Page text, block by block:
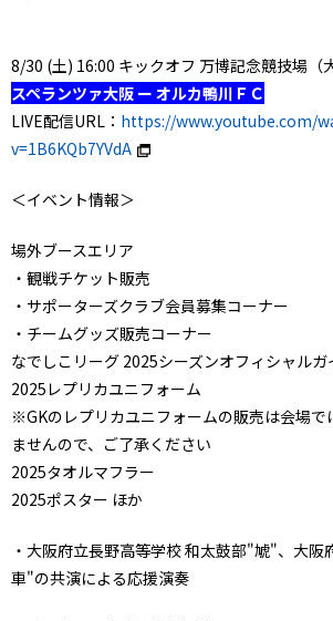
8/30 (土) 16:00 キックオフ 万博記念競技場（
スペランツァ大阪 ー オルカ鴨川ＦＣ
LIVE配信URL： https://www.youtube.com/
v=1B6KQb7YVdA
＜イベント情報＞
場外ブースエリア
・観戦チケット販売
・サポーターズクラブ会員募集コーナー
・チームグッズ販売コーナー
なでしこリーグ 2025シーズンオフィシャルガ
2025レプリカユニフォーム
※GKのレプリカユニフォームの販売は会場で
ませんので、ご了承ください
2025タオルマフラー
2025ポスター ほか
・大阪府立長野高等学校 和太鼓部"虓"、大阪
車"の共演による応援演奏